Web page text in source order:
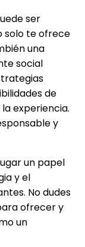
ser
solo te ofrece
una
social
de
experiencia.
y
un papel
y el
No dudes
ofrecer y
un